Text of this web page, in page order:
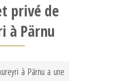
privé de
à Pärnu
à Pärnu a une